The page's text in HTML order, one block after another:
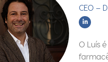
CEO –
O Luís